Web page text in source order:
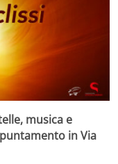
musica e
in Via